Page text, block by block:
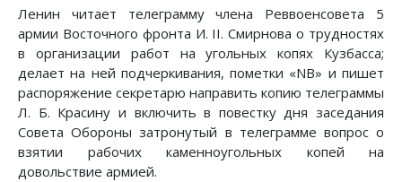
Ленин читает телеграмму члена Реввоенсовета 5
армии Восточного фронта И. II. Смирнова о трудностях
в организации работ на угольных копях Кузбасса;
делает на ней подчеркивания, пометки «NB» и пишет
распоряжение секретарю направить копию телеграммы
Л. Б. Красину и включить в повестку дня заседания
Совета Обороны затронутый в телеграмме вопрос о
взятии рабочих каменноугольных копей на
довольствие армией.